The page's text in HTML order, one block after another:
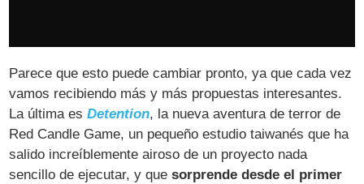
Parece que esto puede cambiar pronto, ya que cada vez
vamos recibiendo más y más propuestas interesantes.
La última esDetention, la nueva aventura de terror de
Red Candle Game, un pequeño estudio taiwanés que ha
salido increíblemente airoso de un proyecto nada
sencillo de ejecutar, y quesorprende desde el primer